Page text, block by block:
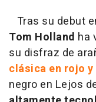
Tras su debut
Tom Holland ha
su disfraz de
clásica en rojo y
negro en Lejos